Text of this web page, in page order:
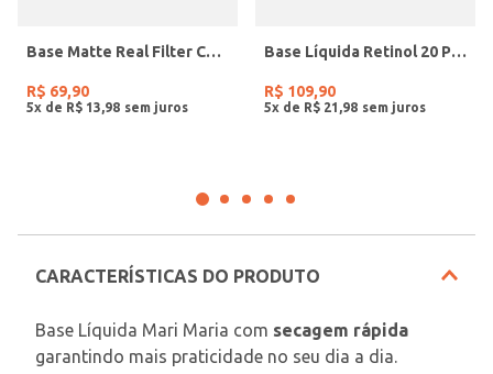
Base Matte Real Filter C04 Franciny Ehlke UNICO
R$ 69,90
5x de R$ 13 98
Base Líquida Retinol 20 Payot UNICO
R$ 109,90
5x de R$ 21 98
CARACTERÍSTICAS DO PRODUTO
Base Líquida Mari Maria com secagem rápida
garantindo mais praticidade no seu dia a dia.